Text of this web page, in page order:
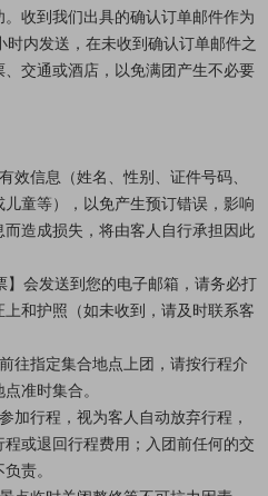
收到我们出具的确认订单邮件作为
内发送，在未收到确认订单邮件之
交通或酒店，以免满团产生不必要
效信息（姓名、性别、证件号码、
童等），以免产生预订错误，影响
造成损失，将由客人自行承担因此
】会发送到您的电子邮箱，请务必打
和护照（如未收到，请及时联系客
往指定集合地点上团，请按行程介
准时集合。
加行程，视为客人自动放弃行程，
或退回行程费用； 入团前任何的交
负责。